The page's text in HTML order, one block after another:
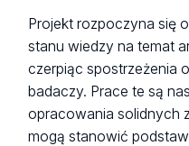
Projekt rozpoczyna się
stanu wiedzy na temat
czerpiąc spostrzeżenia
badaczy. Prace te są
opracowania solidnych
mogą stanowić